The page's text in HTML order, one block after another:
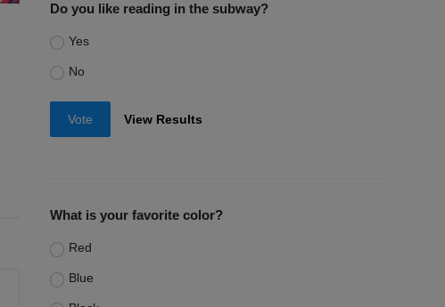
Do you like reading in the subway?
Yes
No
Vote View Results
What is your favorite color?
Red
Blue